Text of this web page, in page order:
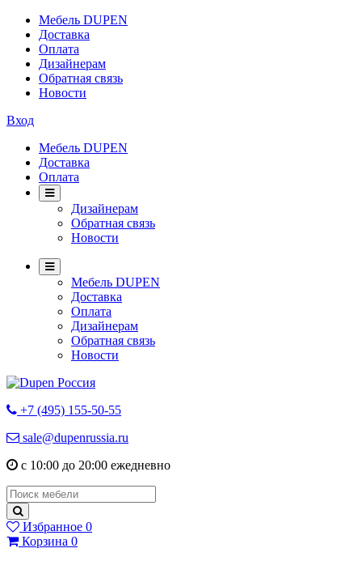
Мебель DUPEN
Доставка
Оплата
Дизайнерам
Обратная связь
Новости
Вход
Мебель DUPEN
Доставка
Оплата
Дизайнерам
Обратная связь
Новости
Мебель DUPEN
Доставка
Оплата
Дизайнерам
Обратная связь
Новости
+7 (495) 155-50-55
sale@dupenrussia.ru
с 10:00 до 20:00 ежедневно
Избранное 0
Корзина 0